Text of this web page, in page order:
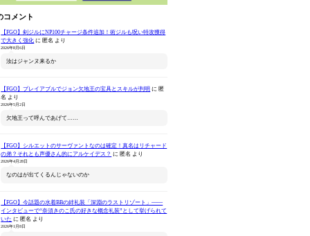
Fate/Grand Order -終局
特異点 冠位時間神殿ソロ
Fate/Grand Order
コメント
【FGO】剣ジルにNP100チャージ条件追加！術ジルも呪い特攻獲得
で大きく強化 に 匿名 より
2026年8月6日
汝はジャンヌ来るか
【FGO】プレイアブルでジョン欠地王の宝具とスキルが判明 に 匿
名 より
2026年5月2日
欠地王って呼んであげて……
【FGO】シルエットのサーヴァントなのは確定！真名はリチャード
の弟？それとも声優さん的にアルケイデス？ に 匿名 より
2026年4月28日
なのはが出てくるんじゃないのか
【FGO】今話題の水着BBの絆礼装「深淵のラストリゾート」――
インタビューで“奈須きのこ氏の好きな概念礼装”として挙げられて
いた に 匿名 より
2026年1月8日